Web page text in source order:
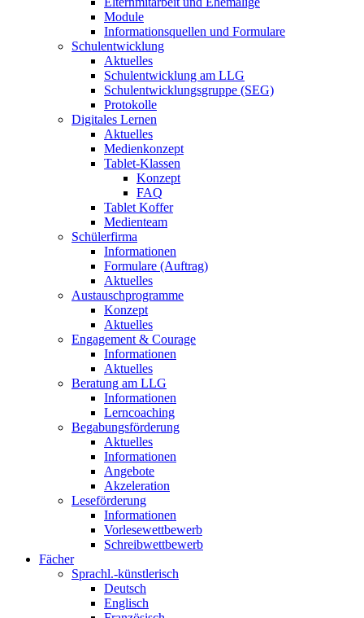
Module
Informationsquellen und Formulare
Schulentwicklung
Aktuelles
Schulentwicklung am LLG
Schulentwicklungsgruppe (SEG)
Protokolle
Digitales Lernen
Aktuelles
Medienkonzept
Tablet-Klassen
Konzept
FAQ
Tablet Koffer
Medienteam
Schülerfirma
Informationen
Formulare (Auftrag)
Aktuelles
Austauschprogramme
Konzept
Aktuelles
Engagement & Courage
Informationen
Aktuelles
Beratung am LLG
Informationen
Lerncoaching
Begabungsförderung
Aktuelles
Informationen
Angebote
Akzeleration
Leseförderung
Informationen
Vorlesewettbewerb
Schreibwettbewerb
Fächer
Sprachl.-künstlerisch
Deutsch
Englisch